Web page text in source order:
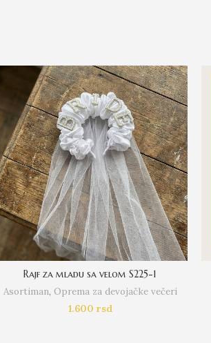
Rajf za mladu sa velom S225-1
Asortiman, Oprema za devojačke večeri
1.600 rsd